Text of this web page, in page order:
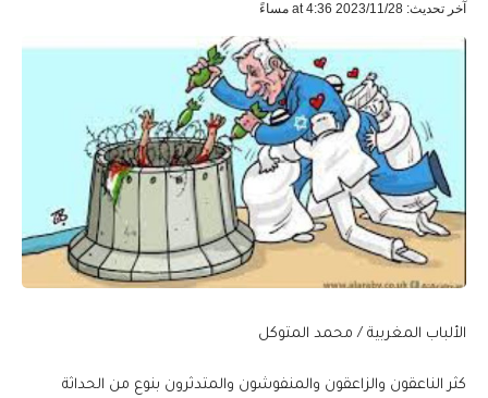
آخر تحديث: 2023/11/28 at 4:36 مساءً
الألباب المغربية / محمد المتوكل
كثر الناعقون والزاعقون والمنفوشون والمتدثرون بنوع من الحداثة